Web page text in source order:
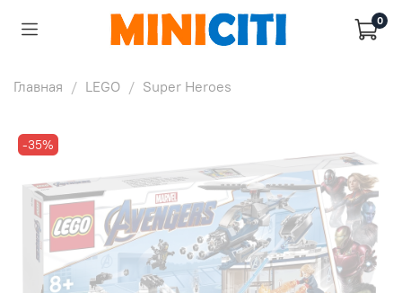
0
Главная LEGO Super Heroes
-35%